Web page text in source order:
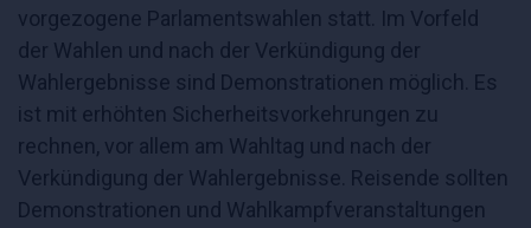
vorgezogene Parlamentswahlen statt. Im Vorfeld
der Wahlen und nach der Verkündigung der
Wahlergebnisse sind Demonstrationen möglich. Es
ist mit erhöhten Sicherheitsvorkehrungen zu
rechnen, vor allem am Wahltag und nach der
Verkündigung der Wahlergebnisse. Reisende sollten
Demonstrationen und Wahlkampfveranstaltungen